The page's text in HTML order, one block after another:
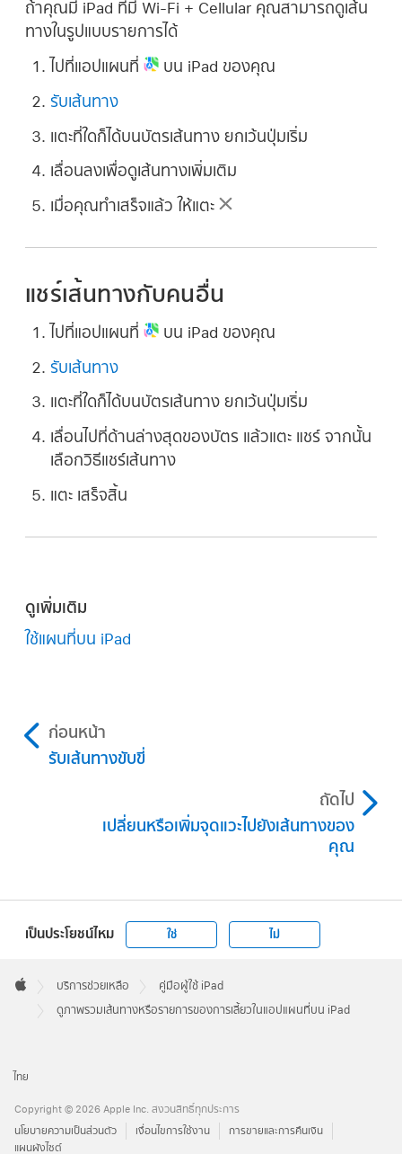
ถ้าคุณมี iPad ที่มี Wi-Fi + Cellular คุณสามารถดูเส้น
ทางในรูปแบบรายการได้
ไปที่แอปแผนที่ บน iPad ของคุณ
รับเส้นทาง
แตะที่ใดก็ได้บนบัตรเส้นทาง ยกเว้นปุ่มเริ่ม
เลื่อนลงเพื่อดูเส้นทางเพิ่มเติม
เมื่อคุณทำเสร็จแล้ว ให้แตะ
แชร์เส้นทางกับคนอื่น
ไปที่แอปแผนที่ บน iPad ของคุณ
รับเส้นทาง
แตะที่ใดก็ได้บนบัตรเส้นทาง ยกเว้นปุ่มเริ่ม
เลื่อนไปที่ด้านล่างสุดของบัตร แล้วแตะ แชร์ จากนั้น
เลือกวิธีแชร์เส้นทาง
แตะ เสร็จสิ้น
ดูเพิ่มเติม
ใช้แผนที่บน iPad
ก่อนหน้า
รับเส้นทางขับขี่
ถัดไป
เปลี่ยนหรือเพิ่มจุดแวะไปยังเส้นทางของ
คุณ
เป็นประโยชน์ไหม ใช่ ไม่
Footer

บริการช่วยเหลือ คู่มือผู้ใช้ iPad
ดูภาพรวมเส้นทางหรือรายการของการเลี้ยวในแอปแผนที่บน iPad
ไทย
Copyright © 2026 Apple Inc. สงวนสิทธิ์ทุกประการ
นโยบายความเป็นส่วนตัว เงื่อนไขการใช้งาน
การขายและการคืนเงิน
แผนผังไซต์